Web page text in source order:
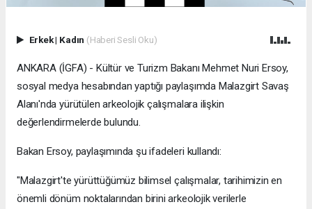
Erkek| Kadın (Haberi Sesli Oku)
ANKARA (İGFA) - Kültür ve Turizm Bakanı Mehmet Nuri Ersoy,
sosyal medya hesabından yaptığı paylaşımda Malazgirt Savaş
Alanı'nda yürütülen arkeolojik çalışmalara ilişkin
değerlendirmelerde bulundu.
Bakan Ersoy, paylaşımında şu ifadeleri kullandı:
"Malazgirt'te yürüttüğümüz bilimsel çalışmalar, tarihimizin en
önemli dönüm noktalarından birini arkeolojik verilerle